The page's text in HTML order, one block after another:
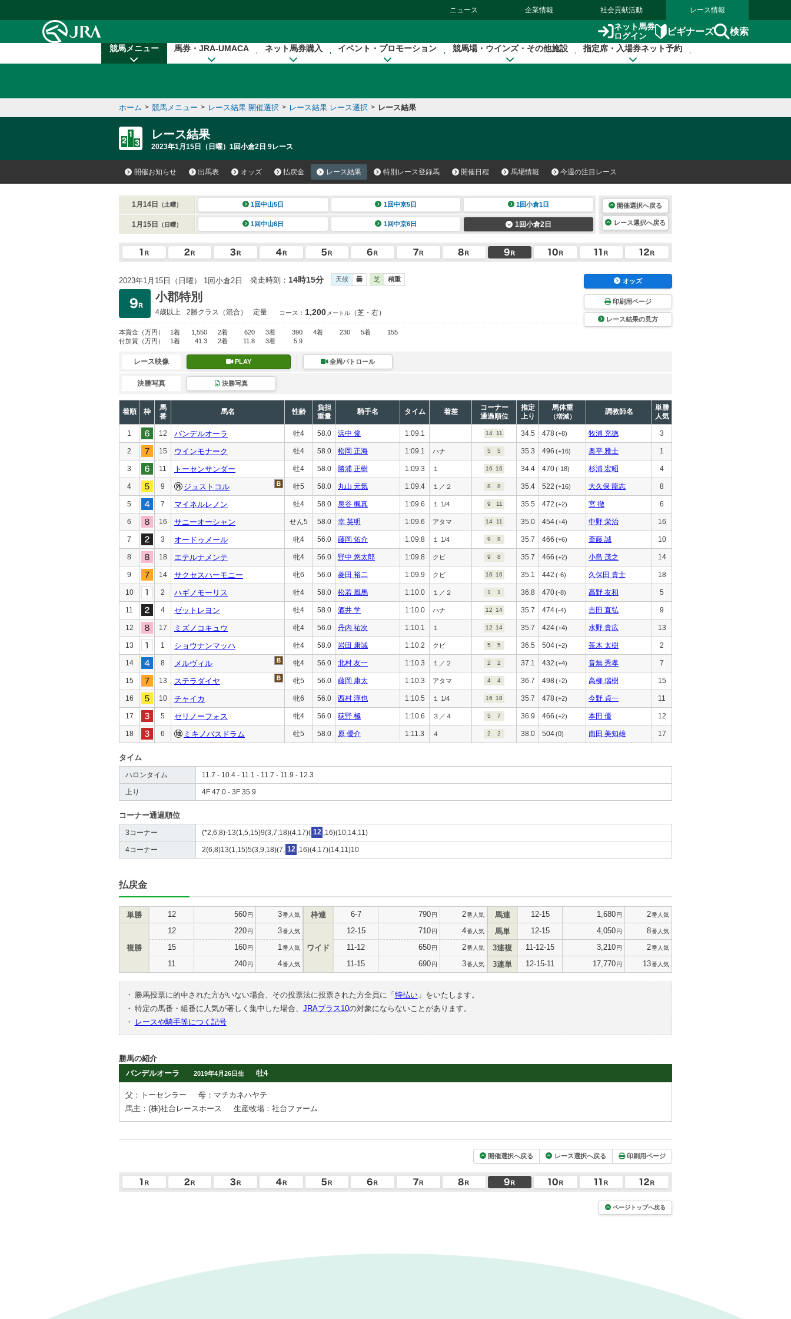
ニュース 企業情報 社会貢献活動 レース情報
ネット馬券
ログイン
ビギナーズ 検索
競馬メニュー 馬券・JRA-UMACA ネット馬券購入 イベント・プロモーション 競馬場・ウインズ・その他施設 指定席・入場券ネット予約
ホーム > 競馬メニュー > レース結果 開催選択 > レース結果 レース選択 > レース結果
レース結果
2023年1月15日（日曜）1回小倉2日 9レース
開催お知らせ 出馬表 オッズ 払戻金 レース結果 特別レース登録馬 開催日程 馬場情報 今週の注目レース
1月14日 （土曜） 1回中山5日 1回中京5日 1回小倉1日
1月15日 （日曜） 1回中山6日 1回中京6日 1回小倉2日
開催選択へ戻る
レース選択へ戻る
2023年1月15日（日曜） 1回小倉2日 発走時刻： 14時15分 天候 曇 芝 稍重
小郡特別
4歳以上 2勝クラス （混合） 定量 コース： 1,200 メートル （芝・右）
本賞金 （万円） 1着 1,550 2着 620 3着 390 4着 230 5着
155
付加賞 （万円） 1着 41.3 2着 11.8 3着 5.9
オッズ
印刷用ページ
レース結果の見方
レース映像 PLAY 全周パトロール
決勝写真 決勝写真
着順 枠
馬
番
馬名 性齢
負担
重量
騎手名 タイム 着差
コーナー
通過順位
推定
上り
馬体重
（増減）
調教師名
単勝
人気
1 12 バンデルオーラ 牡4 58.0 浜中 俊 1:09.1 14 11 34.5 478(+8) 牧浦 充徳 3
2 15 ウインモナーク 牡4 58.0 松岡 正海 1:09.1 ハナ 5 5 35.3 496 (+16) 奥平 雅士 1
3 11 トーセンサンダー 牡4 58.0 勝浦 正樹 1:09.3 １ 16 16 34.4 470(-18) 杉浦 宏昭 4
4 9 ジュストコル 牡5 58.0 丸山 元気 1:09.4 １／２ 8 8 35.4 522 (+16) 大久保 龍志 8
5 7 マイネルレノン 牡4 58.0 泉谷 楓真 1:09.6 １ 1/4 9 11 35.5 472 (+2) 宮 徹 6
6 16 サニーオーシャン せん5 58.0 幸 英明 1:09.6 アタマ 14 11 35.0 454(+4) 中野 栄治 16
7 3 オードゥメール 牝4 56.0 藤岡 佑介 1:09.8 １ 1/4 9 8 35.7 466 (+6) 斎藤 誠 10
8 18 エテルナメンテ 牝4 56.0 野中 悠太郎 1:09.8 クビ 9 8 35.7 466 (+2) 小島 茂之 14
9 14 サクセスハーモニー 牝6 56.0 菱田 裕二 1:09.9 クビ 16 16 35.1 442 (-6) 久保田 貴士 18
10 2 ハギノモーリス 牡4 58.0 松若 風馬 1:10.0 １／２ 1 1 36.8 470(-8) 高野 友和 5
11 4 ゼットレヨン 牡4 58.0 酒井 学 1:10.0 ハナ 12 14 35.7 474(-4) 吉田 直弘 9
12 17 ミズノコキュウ 牝4 56.0 丹内 祐次 1:10.1 １ 12 14 35.7 424(+4) 水野 貴広 13
13 1 ショウナンマッハ 牡4 58.0 岩田 康誠 1:10.2 クビ 5 5 36.5 504(+2) 茶木 太樹 2
14 8 メルヴィル 牝4 56.0 北村 友一 1:10.3 １／２ 2 2 37.1 432 (+4) 音無 秀孝 7
15 13 ステラダイヤ 牝5 56.0 藤岡 康太 1:10.3 アタマ 4 4 36.7 498(+2) 高柳 瑞樹 15
16 10 チャイカ 牝6 56.0 西村 淳也 1:10.5 １ 1/4 16 18 35.7 478 (+2) 今野 貞一 11
17 5 セリノーフォス 牝4 56.0 荻野 極 1:10.6 ３／４ 5 7 36.9 466 (+2) 本田 優 12
18 6 ミキノバスドラム 牡5 58.0 原 優介 1:11.3 ４ 2 2 38.0 504(0) 南田 美知雄 17
タイム
ハロンタイム 11.7 - 10.4 - 11.1 - 11.7 - 11.9 - 12.3
上り 4F 47.0 - 3F 35.9
コーナー通過順位
3コーナー (*2,6,8)-13(1,5,15)9(3,7,18)(4,17)( 12 ,16)(10,14,11)
4コーナー 2(6,8)13(1,15)5(3,9,18)(7, 12 ,16)(4,17)(14,11)10
払戻金
単勝 12 560円 3番人気
複勝
12 220円 3番人気
15 160円 1 番人気
11 240円 4番人気
枠連 6-7 790円 2番人気
ワイド
12-15 710円 4番人気
11-12 650円 2番人気
11-15 690円 3番人気
馬連 12-15 1,680円 2番人気
馬単 12-15 4,050円 8番人気
3連複 11-12-15 3,210円 2番人気
3連単 12-15-11 17,770円 13番人気
・ 勝馬投票に的中された方がいない場合、その投票法に投票された方全員に「 特払い」をいたします。
・ 特定の馬番・組番に人気が著しく集中した場合、 JRAプラス10の対象にならないことがあります。
・
レースや騎手等につく記号
勝馬の紹介
バンデルオーラ
2019年4月26日生 牡4
父：トーセンラー
母：マチカネハヤテ
馬主：(株)社台レースホース
生産牧場：社台ファーム
開催選択へ戻る レース選択へ戻る 印刷用ページ
ページトップへ戻る